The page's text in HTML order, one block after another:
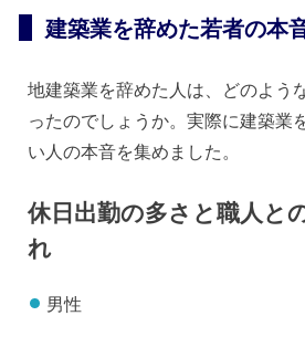
建築業を辞めた若者の本
地建築業を辞めた人は、どのよう
ったのでしょうか。実際に建築業
い人の本音を集めました。
休日出勤の多さと職人と
れ
男性